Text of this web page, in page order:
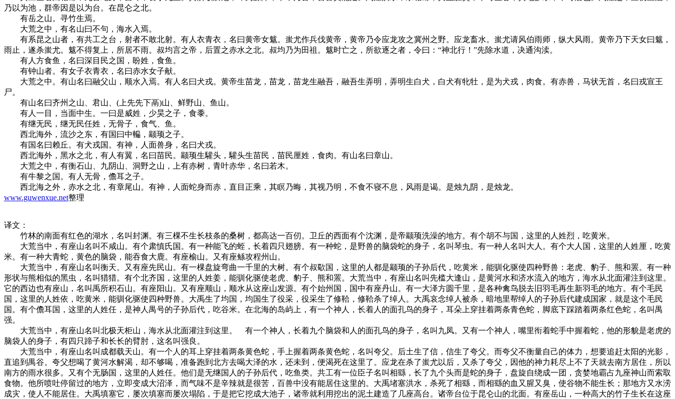
乃以为池，群帝因是以为台。在昆仑之北。
有岳之山。寻竹生焉。
大荒之中，有名山曰不句，海水入焉。
有系昆之山者，有共工之台，射者不敢北射。有人衣青衣，名曰黄帝女魃。蚩尤作兵伐黄帝，黄帝乃令应龙攻之冀州之野。应龙畜水。蚩尤请风伯雨师，纵大风雨。黄帝乃下天女曰魃，
雨止，遂杀蚩尤。魃不得复上，所居不雨。叔均言之帝，后置之赤水之北。叔均乃为田祖。魃时亡之，所欲逐之者，令曰：“神北行！”先除水道，决通沟渎。
有人方食鱼，名曰深目民之国，盼姓，食鱼。
有钟山者。有女子衣青衣，名曰赤水女子献。
大荒之中。有山名曰融父山，顺水入焉。有人名曰犬戎。黄帝生苗龙，苗龙，苗龙生融吾，融吾生弄明，弄明生白犬，白犬有牝牡，是为犬戎，肉食。有赤兽，马状无首，名曰戎宣王
尸。
有山名曰齐州之山、君山、(上先先下鬲)山、鲜野山、鱼山。
有人一目，当面中生。一曰是威姓，少昊之子，食黍。
有继无民，继无民任姓，无骨子，食气、鱼。
西北海外，流沙之东，有国曰中䡢，颛顼之子。
有国名曰赖丘。有犬戎国。有神，人面兽身，名曰犬戎。
西北海外，黑水之北，有人有翼，名曰苗民。颛顼生驩头，驩头生苗民，苗民厘姓，食肉。有山名曰章山。
大荒之中，有衡石山、九阴山、洞野之山，上有赤树，青叶赤华，名曰若木。
有牛黎之国。有人无骨，儋耳之子。
西北海之外，赤水之北，有章尾山。有神，人面蛇身而赤，直目正乘，其瞑乃晦，其视乃明，不食不寝不息，风雨是谒。是烛九阴，是烛龙。
www.guwenxue.net整理
译文：
竹林的南面有红色的湖水，名叫封渊。有三棵不生长枝条的桑树，都高达一百仞。卫丘的西面有个沈渊，是帝颛顼洗澡的地方。有个胡不与国，这里的人姓烈，吃黄米。
大荒当中，有座山名叫不咸山。有个肃慎氏国。有一种能飞的蛭，长着四只翅膀。有一种蛇，是野兽的脑袋蛇的身子，名叫琴虫。有一种人名叫大人。有个大人国，这里的人姓厘，吃黄
米。有一种大青蛇，黄色的脑袋，能吞食大鹿。有座榆山。又有座鲧攻程州山。
大荒当中，有座山名叫衡天。又有座先民山。有一棵盘旋弯曲一千里的大树。有个叔歜国，这里的人都是颛顼的子孙后代，吃黄米，能驯化驱使四种野兽：老虎、豹子、熊和罴。有一种
形状与熊相似的黑虫，名叫猎猎。有个北齐国，这里的人姓姜，能驯化驱使老虎、豹子、熊和罴。大荒当中，有座山名叫先槛大逢山，是黄河水和济水流入的地方，海水从北面灌注到这里。
它的西边也有座山，名叫禹所积石山。有座阳山。又有座顺山，顺水从这座山发源。有个始州国，国中有座丹山。有一大泽方圆千里，是各种禽鸟脱去旧羽毛再生新羽毛的地方。有个毛民
国，这里的人姓依，吃黄米，能驯化驱使四种野兽。大禹生了均国，均国生了役采，役采生了修鞈，修鞈杀了绰人。大禹哀念绰人被杀，暗地里帮绰人的子孙后代建成国家，就是这个毛民
国。有个儋耳国，这里的人姓任，是神人禺号的子孙后代，吃谷米。在北海的岛屿上，有一个神人，长着人的面孔鸟的身子，耳朵上穿挂着两条青色蛇，脚底下踩踏着两条红色蛇，名叫禺
强。
大荒当中，有座山名叫北极天柜山，海水从北面灌注到这里。 有一个神人，长着九个脑袋和人的面孔鸟的身子，名叫九凤。又有一个神人，嘴里衔着蛇手中握着蛇，他的形貌是老虎的
脑袋人的身子，有四只蹄子和长长的臂肘，这名叫强良。
大荒当中，有座山名叫成都载天山。有一个人的耳上穿挂着两条黄色蛇，手上握着两条黄色蛇，名叫夸父。后土生了信，信生了夸父。而夸父不衡量自己的体力，想要追赶太阳的光影，
直追到禺谷。夸父想喝了黄河水解渴，却不够喝，准备跑到北方去喝大泽的水，还未到，便渴死在这里了。应龙在杀了蚩尤以后，又杀了夸父，因他的神力耗尽上不了天就去南方居住，所以
南方的雨水很多。又有个无肠国，这里的人姓任。他们是无继国人的子孙后代，吃鱼类。共工有一位臣子名叫相繇，长了九个头而是蛇的身子，盘旋自绕成一团，贪婪地霸占九座神山而索取
食物。他所喷吐停留过的地方，立即变成大沼泽，而气味不是辛辣就是很苦，百兽中没有能居住这里的。大禹堵塞洪水，杀死了相繇，而相繇的血又腥又臭，使谷物不能生长；那地方又水涝
成灾，使人不能居住。大禹填塞它，屡次填塞而屡次塌陷，于是把它挖成大池子，诸帝就利用挖出的泥土建造了几座高台。诸帝台位于昆仑山的北面。有座岳山，一种高大的竹子生长在这座